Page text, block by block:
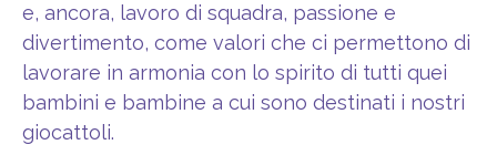
e, ancora, lavoro di squadra, passione e
divertimento, come valori che ci permettono di
lavorare in armonia con lo spirito di tutti quei
bambini e bambine a cui sono destinati i nostri
giocattoli.